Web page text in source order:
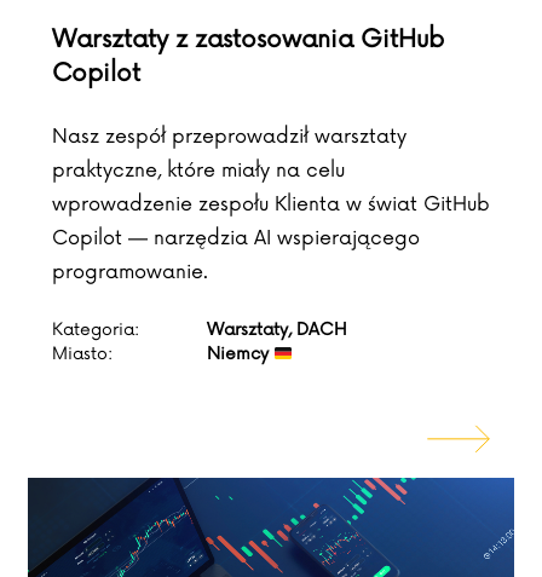
Warsztaty z zastosowania GitHub
Copilot
Nasz zespół przeprowadził warsztaty
praktyczne, które miały na celu
wprowadzenie zespołu Klienta w świat GitHub
Copilot — narzędzia AI wspierającego
programowanie.
Kategoria:
Warsztaty, DACH
Miasto:
Niemcy